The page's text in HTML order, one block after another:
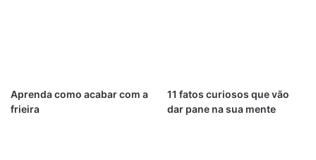
Aprenda como acabar com a
frieira
11 fatos curiosos que vão
dar pane na sua mente